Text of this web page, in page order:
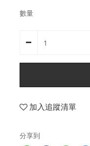
數量
加入追蹤清單
分享到